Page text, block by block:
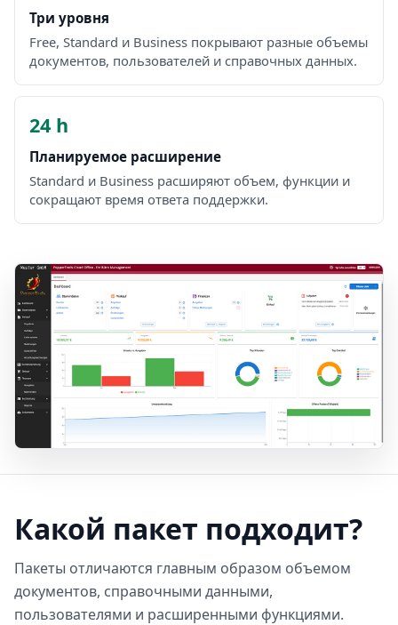
Три уровня
Free, Standard и Business покрывают разные объемы
документов, пользователей и справочных данных.
24 h
Планируемое расширение
Standard и Business расширяют объем, функции и
сокращают время ответа поддержки.
Какой пакет подходит?
Пакеты отличаются главным образом объемом
документов, справочными данными,
пользователями и расширенными функциями.